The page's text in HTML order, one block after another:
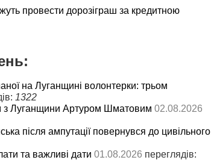
провести дорозіграш за кредитною
на Луганщині волонтерки: трьом
1322
з Луганщини Артуром Шматовим 02.08.2026
після ампутації повернувся до цивільного
та важливі дати 01.08.2026 переглядів: